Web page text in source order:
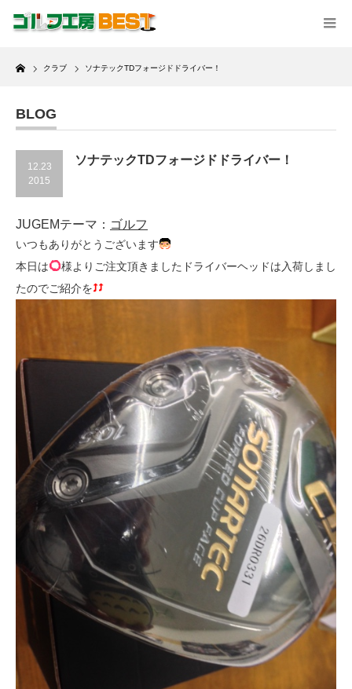
Home
クラブ ソナテックTDフォージドドライバー！
BLOG
12.23
2015
ソナテックTDフォージドドライバー！
JUGEMテーマ： ゴルフ
いつもありがとうございます
本日は
様よりご注文頂きましたドライバーヘッドは入荷しまし
たのでご紹介を